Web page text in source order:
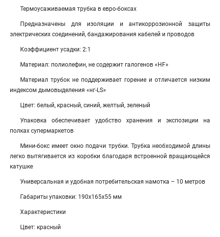
Термоусаживаемая трубка в евро-боксах
Предназначены для изоляции и антикоррозионной защиты
электрических соединений, бандажирования кабелей и проводов
Коэффициент усадки: 2:1
Материал: полиолефин, не содержит галогенов «HF»
Материал трубок не поддерживает горение и отличается низким
индексом дымовыделения «нг-LS»
Цвет: белый, красный, синий, желтый, зеленый
Упаковка обеспечивает удобство хранения и экспозиции на
полках супермаркетов
Мини-бокс имеет окно подачи трубки. Трубка необходимой длины
легко вытягивается из коробки благодаря встроенной вращающейся
катушке
Универсальная и удобная потребительская намотка – 10 метров
Габариты упаковки: 190х165х55 мм
Характеристики
Цвет: красный